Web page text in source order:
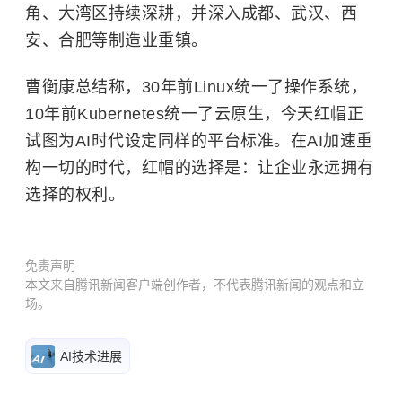
角、大湾区持续深耕，并深入成都、武汉、西
安、合肥等制造业重镇。
曹衡康总结称，30年前Linux统一了操作系统，
10年前Kubernetes统一了云原生，今天红帽正
试图为AI时代设定同样的平台标准。在AI加速重
构一切的时代，红帽的选择是：让企业永远拥有
选择的权利。
免责声明
本文来自腾讯新闻客户端创作者，不代表腾讯新闻的观点和立
场。
AI技术进展